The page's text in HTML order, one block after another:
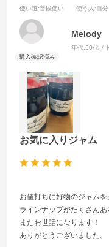
お気に入りジャム
使い道:普段使い 使う人 :自分
Melody
年代:60代
お値打ちに好物のジャムを
ラインナップがたくさんあ
またお世話になります！
ありがとうございました。